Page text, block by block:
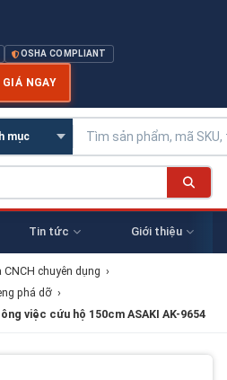
OSHA COMPLIANT
GIÁ NGAY
Tin tức Giới thiệu
chuyên dụng ›
phá dỡ ›
việc cứu hộ 150cm ASAKI AK-9654